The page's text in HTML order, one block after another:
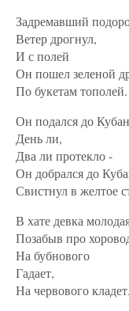
Задремавший
Ветер дрогнул,
И с полей
Он пошел зеленой
По букетам тополей.
Он подался до
День ли,
Два ли протекло -
Он добрался до
Свистнул в желтое
В хате девка
Позабыв про
На бубнового
Гадает,
На червового кладет.